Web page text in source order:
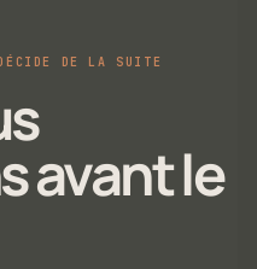
DE LA SUITE
avant le